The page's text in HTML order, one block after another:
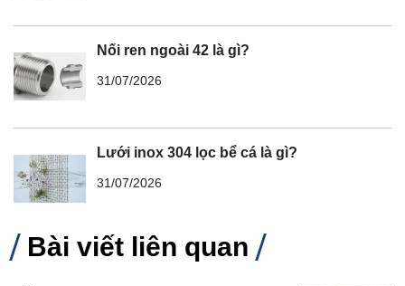
Nối ren ngoài 42 là gì?
31/07/2026
Lưới inox 304 lọc bể cá là gì?
31/07/2026
Bài viết liên quan